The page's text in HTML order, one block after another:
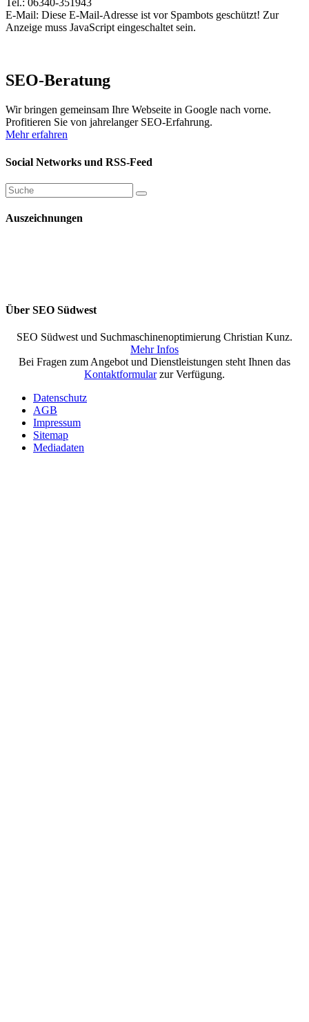
Tel.: 06340-351943
E-Mail: Diese E-Mail-Adresse ist vor Spambots geschützt! Zur
Anzeige muss JavaScript eingeschaltet sein.
SEO-Beratung
Wir bringen gemeinsam Ihre Webseite in Google nach vorne.
Profitieren Sie von jahrelanger SEO-Erfahrung.
Mehr erfahren
Social Networks und RSS-Feed
Auszeichnungen
Über SEO Südwest
SEO Südwest und Suchmaschinenoptimierung Christian Kunz.
Mehr Infos
Bei Fragen zum Angebot und Dienstleistungen steht Ihnen das
Kontaktformularzur Verfügung.
Datenschutz
AGB
Impressum
Sitemap
Mediadaten